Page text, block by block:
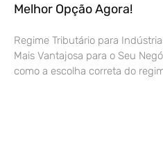
Melhor Opção Agora!
Regime Tributário para
Mais Vantajosa para o Seu
como a escolha correta do